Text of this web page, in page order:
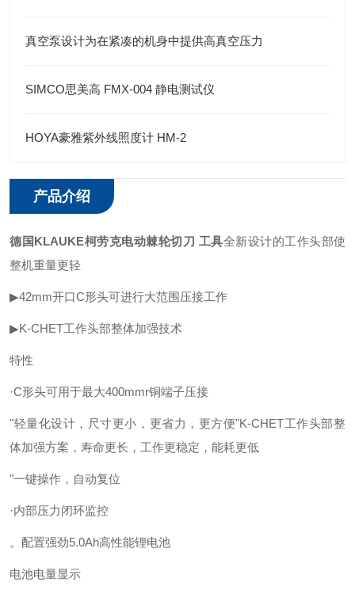
真空泵设计为在紧凑的机身中提供高真空压力
SIMCO思美高 FMX-004 静电测试仪
HOYA豪雅紫外线照度计 HM-2
产品介绍
德国KLAUKE柯劳克电动棘轮切刀 工具全新设计的工作头部使
整机重量更轻
▶42mm开口C形头可进行大范围压接工作
▶K-CHET工作头部整体加强技术
特性
·C形头可用于最大400mmr铜端子压接
"轻量化设计，尺寸更小，更省力，更方便"K-CHET工作头部整
体加强方案，寿命更长，工作更稳定，能耗更低
"一键操作，自动复位
·内部压力闭环监控
。配置强劲5.0Ah高性能锂电池
电池电量显示